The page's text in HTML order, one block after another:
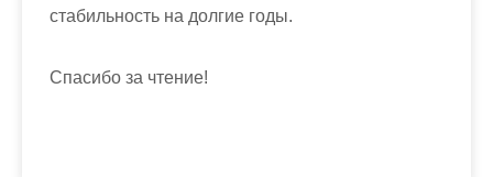
стабильность на долгие годы.
Спасибо за чтение!